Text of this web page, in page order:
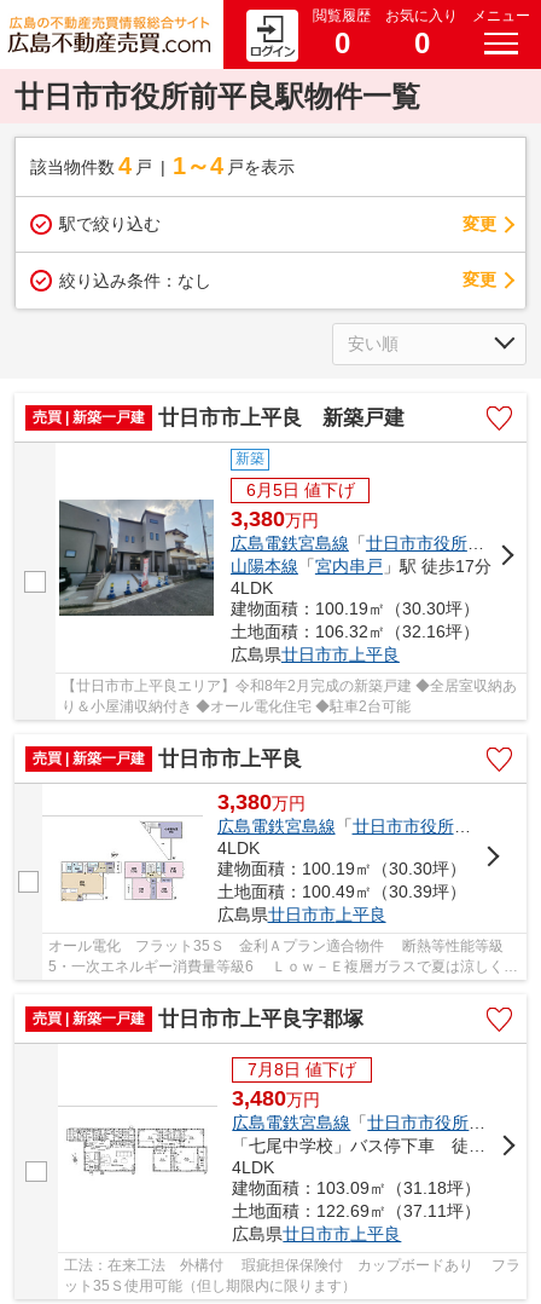
閲覧履歴
0
お気に入り
0
メニュー
廿日市市役所前平良駅物件一覧
該当物件数 4 戸 1～4 戸を表示
駅で絞り込む 変更
絞り込み条件： なし 変更
売買 | 新築一戸建 廿日市市上平良 新築戸建
新築
6月5日 値下げ
3,380万円
広島電鉄宮島線 「廿日市市役所前平良
山陽本線 「宮内串戸 」駅 徒歩17分
4LDK
建物面積：100.19㎡（30.30坪）
土地面積：106.32㎡（32.16坪）
広島県廿日市市上平良
【廿日市市上平良エリア】令和8年2月完成の新築戸建 ◆全居室収納あ
り＆小屋浦収納付き ◆オール電化住宅 ◆駐車2台可能
売買 | 新築一戸建 廿日市市上平良
3,380万円
広島電鉄宮島線 「廿日市市役所前平良
4LDK
建物面積：100.19㎡（30.30坪）
土地面積：100.49㎡（30.39坪）
広島県廿日市市上平良
オール電化 フラット35Ｓ 金利Ａプラン適合物件 断熱等性能等級
5・一次エネルギー消費量等級6 Ｌｏｗ－Ｅ複層ガラスで夏は涼しく冬
売買 | 新築一戸建
廿日市市上平良字郡塚
7月8日 値下げ
3,480万円
広島電鉄宮島線 「廿日市市役所前平良
4LDK
建物面積：103.09㎡（31.18坪）
土地面積：122.69㎡（37.11坪）
広島県廿日市市 上平良
工法：在来工法 外構付 瑕疵担保保険付 カップボードあり フラ
ット35Ｓ使用可能（但し期限内に限ります）